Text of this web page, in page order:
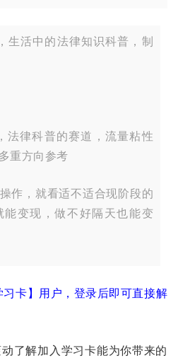
生活中的法律知识科普，制
法律科普的赛道，流量粘性
重方向参考
作，就看适不适合现阶段的
能变现，做不好隔天也能变
卡】用户，登录后即可直接解
了解加入学习卡能为你带来的